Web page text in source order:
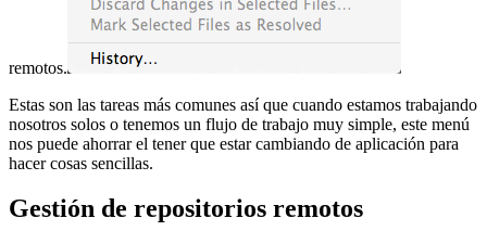
remotos.
Estas son las tareas más comunes así que cuando estamos trabajando
nosotros solos o tenemos un flujo de trabajo muy simple, este menú
nos puede ahorrar el tener que estar cambiando de aplicación para
hacer cosas sencillas.
Gestión de repositorios remotos